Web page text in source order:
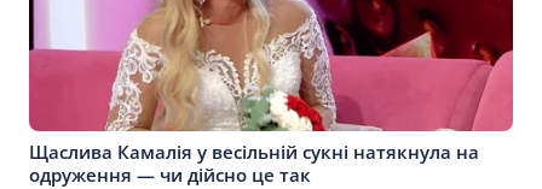
Щаслива Камалія у весільній сукні натякнула на
одруження — чи дійсно це так